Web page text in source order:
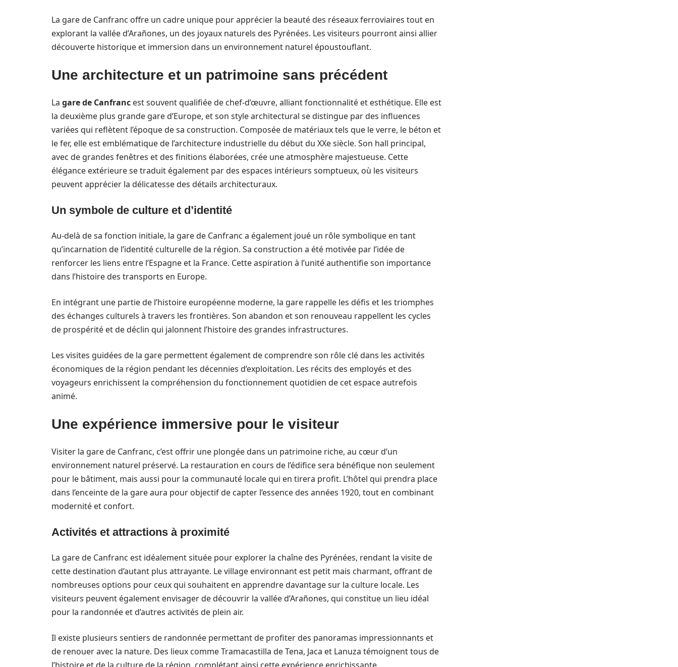
La gare de Canfranc offre un cadre unique pour apprécier la beauté des réseaux ferroviaires tout en
explorant la vallée d’Arañones, un des joyaux naturels des Pyrénées. Les visiteurs pourront ainsi allier
découverte historique et immersion dans un environnement naturel époustouflant.
Une architecture et un patrimoine sans précédent
La gare de Canfranc est souvent qualifiée de chef-d’œuvre, alliant fonctionnalité et esthétique. Elle est
la deuxième plus grande gare d’Europe, et son style architectural se distingue par des influences
variées qui reflètent l’époque de sa construction. Composée de matériaux tels que le verre, le béton et
le fer, elle est emblématique de l’architecture industrielle du début du XXe siècle. Son hall principal,
avec de grandes fenêtres et des finitions élaborées, crée une atmosphère majestueuse. Cette
élégance extérieure se traduit également par des espaces intérieurs somptueux, où les visiteurs
peuvent apprécier la délicatesse des détails architecturaux.
Un symbole de culture et d’identité
Au-delà de sa fonction initiale, la gare de Canfranc a également joué un rôle symbolique en tant
qu’incarnation de l’identité culturelle de la région. Sa construction a été motivée par l’idée de
renforcer les liens entre l’Espagne et la France. Cette aspiration à l’unité authentifie son importance
dans l’histoire des transports en Europe.
En intégrant une partie de l’histoire européenne moderne, la gare rappelle les défis et les triomphes
des échanges culturels à travers les frontières. Son abandon et son renouveau rappellent les cycles
de prospérité et de déclin qui jalonnent l’histoire des grandes infrastructures.
Les visites guidées de la gare permettent également de comprendre son rôle clé dans les activités
économiques de la région pendant les décennies d’exploitation. Les récits des employés et des
voyageurs enrichissent la compréhension du fonctionnement quotidien de cet espace autrefois
animé.
Une expérience immersive pour le visiteur
Visiter la gare de Canfranc, c’est offrir une plongée dans un patrimoine riche, au cœur d’un
environnement naturel préservé. La restauration en cours de l’édifice sera bénéfique non seulement
pour le bâtiment, mais aussi pour la communauté locale qui en tirera profit. L’hôtel qui prendra place
dans l’enceinte de la gare aura pour objectif de capter l’essence des années 1920, tout en combinant
modernité et confort.
Activités et attractions à proximité
La gare de Canfranc est idéalement située pour explorer la chaîne des Pyrénées, rendant la visite de
cette destination d’autant plus attrayante. Le village environnant est petit mais charmant, offrant de
nombreuses options pour ceux qui souhaitent en apprendre davantage sur la culture locale. Les
visiteurs peuvent également envisager de découvrir la vallée d’Arañones, qui constitue un lieu idéal
pour la randonnée et d’autres activités de plein air.
Il existe plusieurs sentiers de randonnée permettant de profiter des panoramas impressionnants et
de renouer avec la nature. Des lieux comme Tramacastilla de Tena, Jaca et Lanuza témoignent tous de